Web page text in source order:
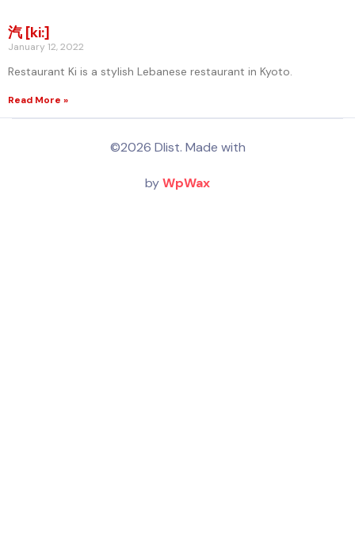
汽 [ki:]
January 12, 2022
Restaurant Ki is a stylish Lebanese restaurant in Kyoto.
Read More »
©2026 Dlist. Made with
byWpWax